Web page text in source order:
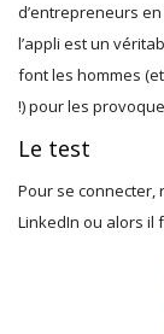
d’entrepreneurs
l’appli est un
font les hommes
!) pour les
Le test
Pour se connecter,
LinkedIn ou alors il